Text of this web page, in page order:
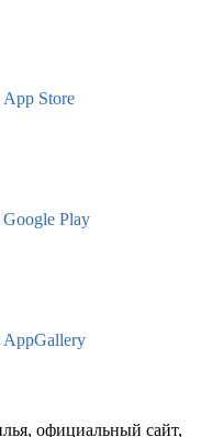
Store
Play
официальный сайт,